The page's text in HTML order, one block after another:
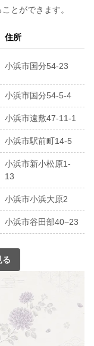
とができます。
住所
小浜市国分54-23
小浜市国分54-5-4
小浜市遠敷47-11-1
小浜市駅前町14-5
小浜市新小松原1-
13
小浜市小浜大原2
小浜市谷田部40−23
る